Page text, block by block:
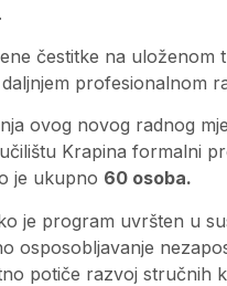
čestitke na
profesionalnom
ovog novog radnog
Krapina formalni
je ukupno 60 osoba.
je program uvršten u
osposobljavanje
potiče razvoj stručnih